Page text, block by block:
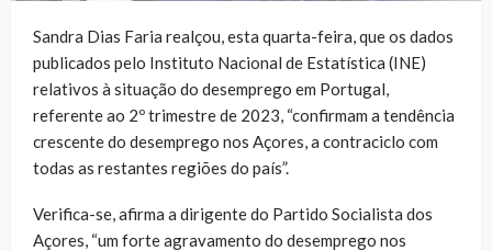
Sandra Dias Faria realçou, esta quarta-feira, que os dados
publicados pelo Instituto Nacional de Estatística (INE)
relativos à situação do desemprego em Portugal,
referente ao 2º trimestre de 2023, “confirmam a tendência
crescente do desemprego nos Açores, a contraciclo com
todas as restantes regiões do país”.
Verifica-se, afirma a dirigente do Partido Socialista dos
Açores, “um forte agravamento do desemprego nos